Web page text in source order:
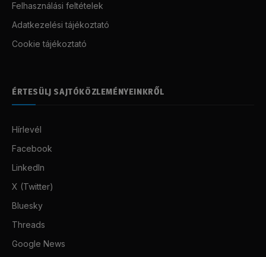
Felhasználási feltételek
Adatkezelési tájékoztató
Cookie tájékoztató
ÉRTESÜLJ SAJTÓKÖZLEMÉNYEINKRŐL
Hírlevél
Facebook
LinkedIn
X (Twitter)
Bluesky
Threads
Google News